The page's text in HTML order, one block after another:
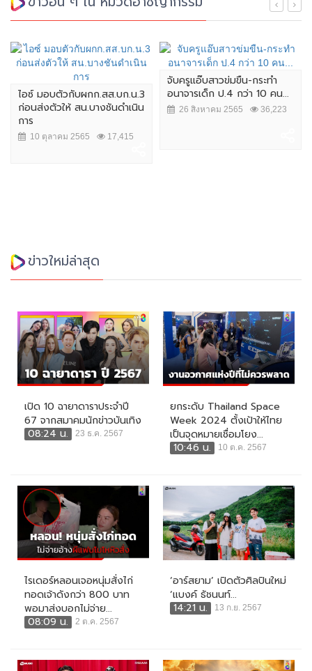
ไอซ์ มอบตัวกับผกก.สส.บก.น.3
ก่อนส่งตัวให้ สน.บางชันดำเนิน
การ
10 ตุลาคม 2565 17,415
จับครูแอ๊บสาวข่มขืน-กระทำ
อนาจารเด็ก ป.4 กว่า 10 คน...
26 สิงหาคม 2565 36,223
ข่าวใหม่ล่าสุด
เปิด 10 ฉายาดาราประจำปี
67 จากสมาคมนักข่าวบันเทิง
08:24 น.
23 ธ.ค. 2567
ยกระดับ Thailand Space
Week 2024 ตั้งเป้าให้ไทย
เป็นจุดหมายเชื่อมโยง...
10:46 น.
10 ต.ค. 2567
ไรเดอร์หลอนเจอหนุ่มสั่งไก่
ทอดเจ้าดังกว่า 800 บาท
พอมาส่งบอกไม่จ่าย...
08:09 น.
2 ต.ค. 2567
‘อาร์สยาม’ เปิดตัวศิลปินใหม่
‘แบงค์ ธัชนนท์...
14:21 น.
13 ก.ย. 2567